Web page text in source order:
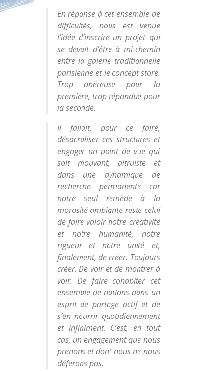
En réponse à cet ensemble de
difficultés, nous est venue
l’idée d’inscrire un projet qui
se devait d’être à mi-chemin
entre la galerie traditionnelle
parisienne et le concept store.
Trop onéreuse pour la
première, trop répandue pour
la seconde.
Il fallait, pour ce faire,
désacraliser ces structures et
engager un point de vue qui
soit mouvant, altruiste et
dans une dynamique de
recherche permanente car
notre seul remède à la
morosité ambiante reste celui
de faire valoir notre créativité
et notre humanité, notre
rigueur et notre unité et,
finalement, de créer. Toujours
créer. De voir et de montrer à
voir. De faire cohabiter cet
ensemble de notions dans un
esprit de partage actif et de
s’en nourrir quotidiennement
et infiniment. C’est, en tout
cas, un engagement que nous
prenons et dont nous ne nous
déferons pas.